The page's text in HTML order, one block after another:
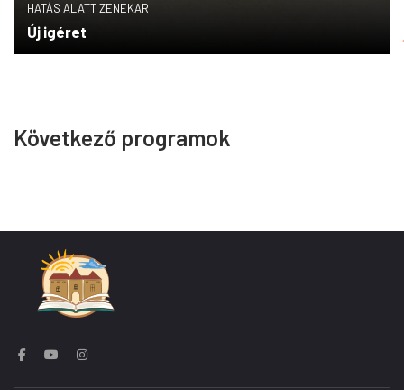
HATÁS ALATT ZENEKAR
Új igéret
Következő programok